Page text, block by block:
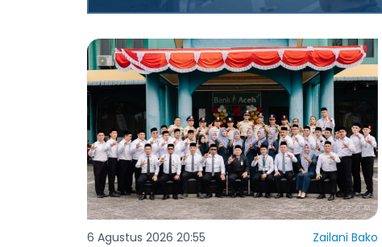
6 Agustus 2026 20:55 Zailani Bako